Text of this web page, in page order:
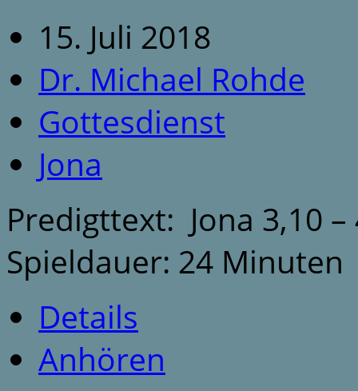
15. Juli 2018
Dr. Michael Rohde
Gottesdienst
Jona
Predigttext: Jona 3,10 –
Spieldauer: 24 Minuten
Details
Anhören